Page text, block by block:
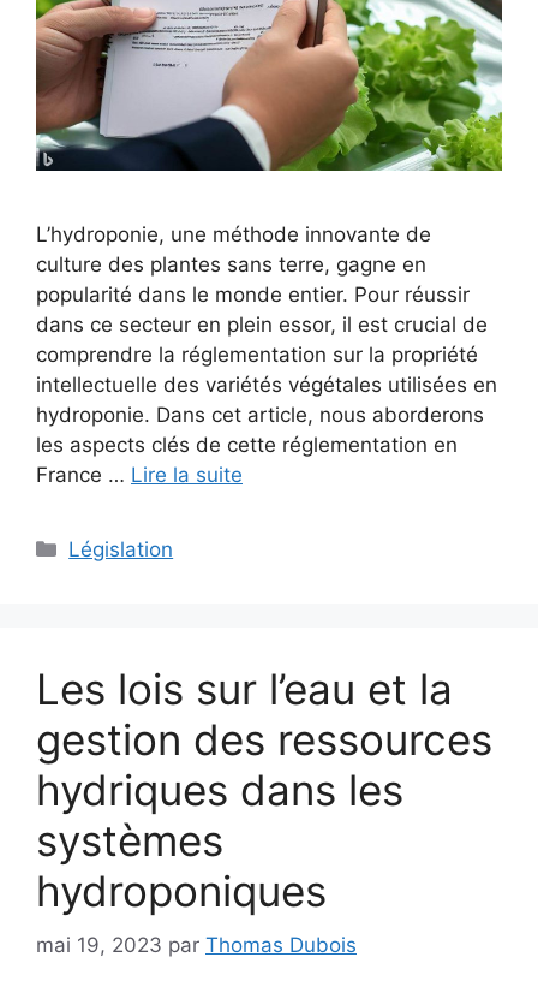
L’hydroponie, une méthode innovante de
culture des plantes sans terre, gagne en
popularité dans le monde entier. Pour réussir
dans ce secteur en plein essor, il est crucial de
comprendre la réglementation sur la propriété
intellectuelle des variétés végétales utilisées en
hydroponie. Dans cet article, nous aborderons
les aspects clés de cette réglementation en
France … Lire la suite
Catégories
Législation
Les lois sur l’eau et la
gestion des ressources
hydriques dans les
systèmes
hydroponiques
mai 19, 2023 par Thomas Dubois